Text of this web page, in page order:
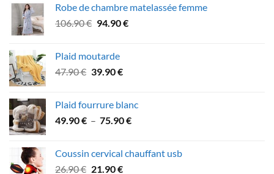
était :
64.90 €.
est :
59.90 €.
Robe de chambre matelassée femme
106.90€ Le
était :
106.90 €.
94.90€Le
Plaid moutarde
47.90€ Le
était :
47.90 €.
39.90€Le
est :
39.90 €.
Plaid fourrure blanc
49.90€ – 75.90€Plage
49.90 €
Coussin cervical chauffant usb
26.90€ Le
21.90€Le